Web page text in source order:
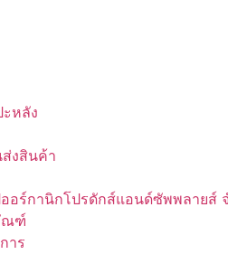
หลัง
งสินค้า
อร์กานิกโปรดักส์แอนด์ซัพพลายส์
ณฑ์
าร